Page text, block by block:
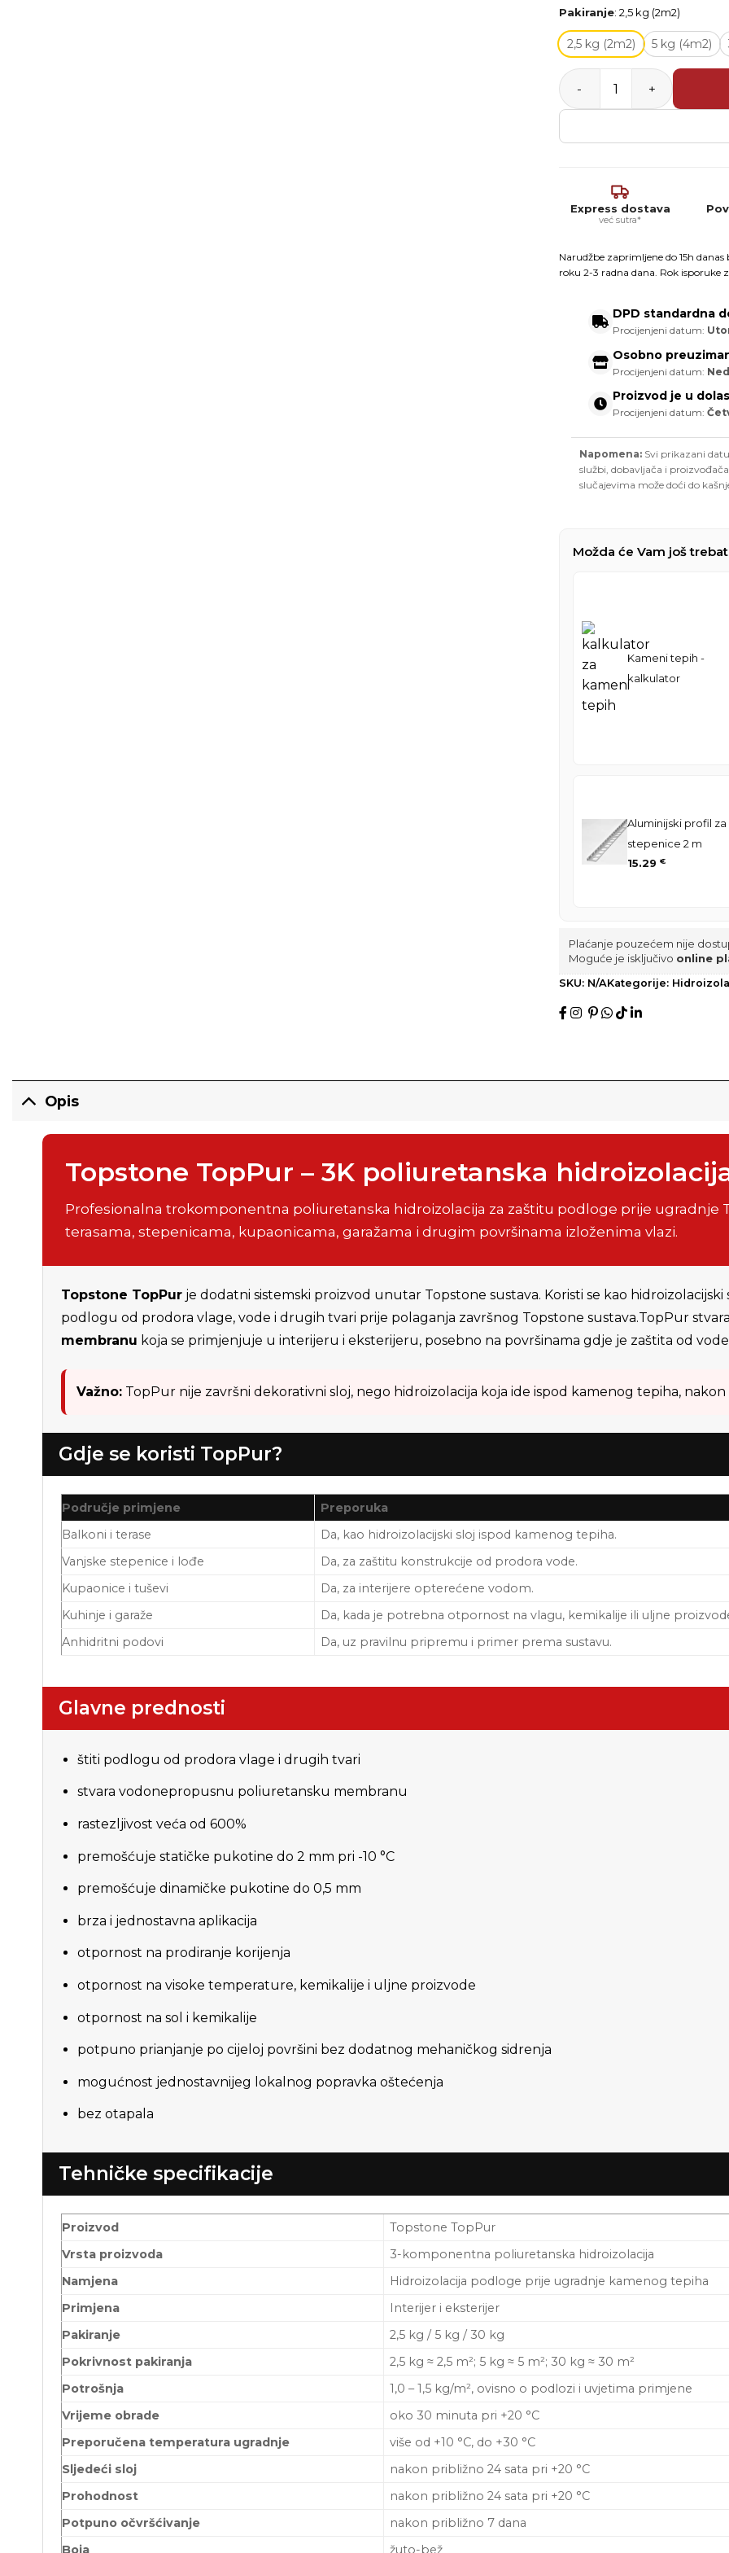
Pakiranje: 2,5 kg (2m2)
2,5 kg (2m2) 5 kg (4m2)
TopPur – 3K
Express dostava
već sutra*
Narudžbe zaprimljene do 15h
roku 2-3 radna dana. Rok isporuke
DPD standardna
Procijenjeni datum:
Osobno
Procijenjeni datum:
Proizvod je u
Procijenjeni datum:
Napomena: Svi prikazani
službi, dobavljača i
slučajevima može doći do
Možda će Vam još
Kameni tepih -
kalkulator
Aluminijski profil za
stepenice 2 m
15.29 €
Plaćanje pouzećem nije
Moguće je isključivo online
SKU: N/AKategorije:
Opis
Topstone TopPur – 3K poliuretanska
Profesionalna trokomponentna poliuretanska hidroizolacija za zaštitu podloge prije
terasama, stepenicama, kupaonicama, garažama i drugim površinama izloženima vlazi.
Topstone TopPurje dodatni sistemski proizvod unutar Topstone sustava. Koristi se kao
podlogu od prodora vlage, vode i drugih tvari prije polaganja završnog Topstone sustava.TopPur
membranu koja se primjenjuje u interijeru i eksterijeru, posebno na površinama gdje je zaštita od
Važno:TopPur nije završni dekorativni sloj, nego hidroizolacija koja ide ispod kamenog tepiha,
Gdje se koristi TopPur?
Područje primjene
Preporuka
Balkoni i terase
Da, kao hidroizolacijski sloj ispod kamenog tepiha.
Vanjske stepenice i lođe
Da, za zaštitu konstrukcije od prodora vode.
Kupaonice i tuševi
Da, za interijere opterećene vodom.
Kuhinje i garaže
Da, kada je potrebna otpornost na vlagu, kemikalije ili uljne
Anhidritni podovi
Da, uz pravilnu pripremu i primer prema sustavu.
Glavne prednosti
štiti podlogu od prodora vlage i drugih tvari
stvara vodonepropusnu poliuretansku membranu
rastezljivost veća od 600%
premošćuje statičke pukotine do 2 mm pri -10 °C
premošćuje dinamičke pukotine do 0,5 mm
brza i jednostavna aplikacija
otpornost na prodiranje korijenja
otpornost na visoke temperature, kemikalije i uljne proizvode
otpornost na sol i kemikalije
potpuno prianjanje po cijeloj površini bez dodatnog mehaničkog sidrenja
mogućnost jednostavnijeg lokalnog popravka oštećenja
bez otapala
Tehničke specifikacije
Proizvod
Topstone TopPur
Vrsta proizvoda
3-komponentna poliuretanska hidroizolacija
Namjena
Hidroizolacija podloge prije ugradnje kamenog tepiha
Primjena
Interijer i eksterijer
Pakiranje
2,5 kg / 5 kg / 30 kg
Pokrivnost pakiranja
2,5 kg ≈ 2,5 m²; 5 kg ≈ 5 m²; 30 kg ≈ 30 m²
Potrošnja
1,0 – 1,5 kg/m², ovisno o podlozi i uvjetima primjene
Vrijeme obrade
oko 30 minuta pri +20 °C
Preporučena temperatura ugradnje
više od +10 °C, do +30 °C
Sljedeći sloj
nakon približno 24 sata pri +20 °C
Prohodnost
nakon približno 24 sata pri +20 °C
Potpuno očvršćivanje
nakon približno 7 dana
Boja
žuto-bež